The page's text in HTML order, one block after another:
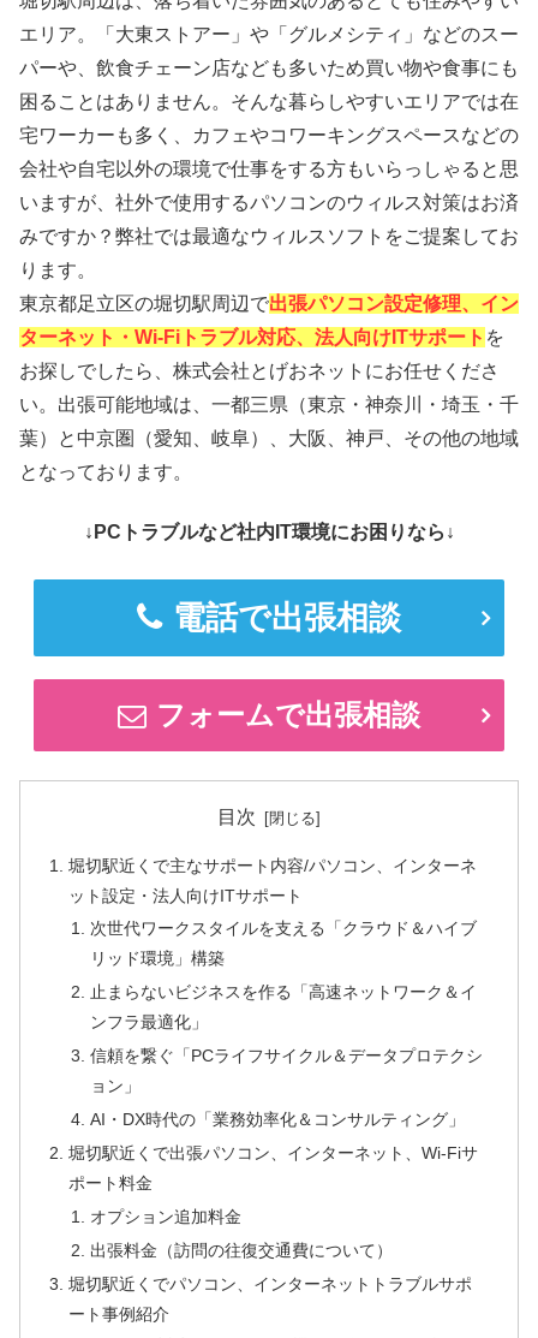
エリア。「大東ストアー」や「グルメシティ」などのスー
パーや、飲食チェーン店なども多いため買い物や食事にも
困ることはありません。そんな暮らしやすいエリアでは在
宅ワーカーも多く、カフェやコワーキングスペースなどの
会社や自宅以外の環境で仕事をする方もいらっしゃると思
いますが、社外で使用するパソコンのウィルス対策はお済
みですか？弊社では最適なウィルスソフトをご提案してお
ります。
東京都足立区の堀切駅周辺で出張パソコン設定修理、イン
ターネット・Wi-Fiトラブル対応、法人向けITサポート を
お探しでしたら、株式会社とげおネットにお任せくださ
い。出張可能地域は、一都三県（東京・神奈川・埼玉・千
葉）と中京圏（愛知、岐阜）、大阪、神戸、その他の地域
となっております。
↓PCトラブルなど社内IT環境にお困りなら↓
電話で出張相談
フォームで出張相談
目次
堀切駅近くで主なサポート内容/パソコン、インターネ
ット設定・法人向けITサポート
次世代ワークスタイルを支える「クラウド＆ハイブ
リッド環境」構築
止まらないビジネスを作る「高速ネットワーク＆イ
ンフラ最適化」
信頼を繋ぐ「PCライフサイクル＆データプロテクシ
ョン」
AI・DX時代の「業務効率化＆コンサルティング」
堀切駅近くで出張パソコン、インターネット、Wi-Fiサ
ポート料金
オプション追加料金
出張料金（訪問の往復交通費について）
堀切駅近くでパソコン、インターネットトラブルサポ
ート事例紹介